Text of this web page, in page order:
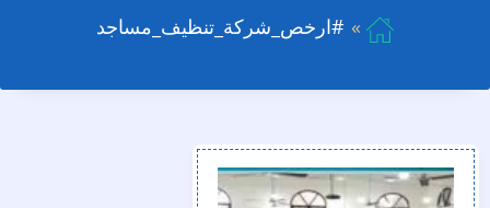
#ارخص_شركة_تنظيف_مساجد